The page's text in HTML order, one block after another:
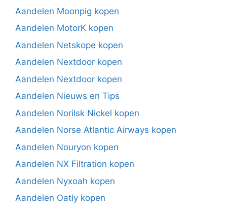
Aandelen Moonpig kopen
Aandelen MotorK kopen
Aandelen Netskope kopen
Aandelen Nextdoor kopen
Aandelen Nextdoor kopen
Aandelen Nieuws en Tips
Aandelen Norilsk Nickel kopen
Aandelen Norse Atlantic Airways kopen
Aandelen Nouryon kopen
Aandelen NX Filtration kopen
Aandelen Nyxoah kopen
Aandelen Oatly kopen